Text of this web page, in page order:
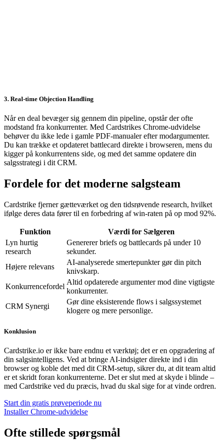
3. Real-time Objection Handling
Når en deal bevæger sig gennem din pipeline, opstår der ofte
modstand fra konkurrenter. Med Cardstrikes Chrome-udvidelse
behøver du ikke lede i gamle PDF-manualer efter modargumenter.
Du kan trække et opdateret battlecard direkte i browseren, mens du
kigger på konkurrentens side, og med det samme opdatere din
salgsstrategi i dit CRM.
Fordele for det moderne salgsteam
Cardstrike fjerner gætteværket og den tidsrøvende research, hvilket
ifølge deres data fører til en forbedring af win-raten på op mod 92%.
Funktion
Værdi for Sælgeren
Lyn hurtig
research
Genererer briefs og battlecards på under 10
sekunder.
Højere relevans
AI-analyserede smertepunkter gør din pitch
knivskarp.
Konkurrencefordel
Altid opdaterede argumenter mod dine vigtigste
konkurrenter.
CRM Synergi
Gør dine eksisterende flows i salgssystemet
klogere og mere personlige.
Konklusion
Cardstrike.io er ikke bare endnu et værktøj; det er en opgradering af
din salgsintelligens. Ved at bringe AI-indsigter direkte ind i din
browser og koble det med dit CRM-setup, sikrer du, at dit team altid
er et skridt foran konkurrenterne. Det er slut med at skyde i blinde –
med Cardstrike ved du præcis, hvad du skal sige for at vinde ordren.
Start din gratis prøveperiode nu
Installer Chrome-udvidelse
Ofte stillede spørgsmål